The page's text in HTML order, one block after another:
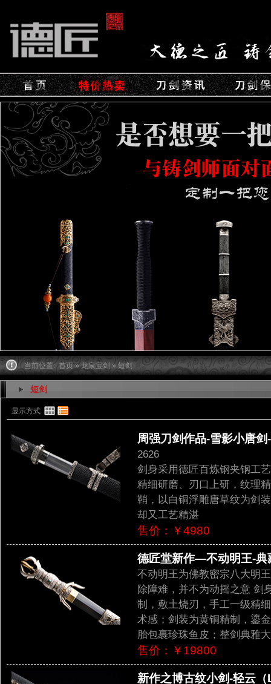
当前位置: 首页»龙泉宝剑 » 短剑
短剑
显示方式
周强刀剑作品-雪影小唐
2626
剑身采用德匠百炼钢夹钢工
精细研磨、刃口上研，纹理
鞘，以白铜浮雕唐草纹为剑
却又工艺精湛
售价：￥4980
德匠堂新作—不动明王-
不动明王为佛教密宗八大明
除障难，并不为动摇之意 剑
制，敷土烧刃，手工一级精
术感；剑装为黄铜精制，鎏
胎包裹珍珠鱼皮；整剑典雅
售价：￥19800
新作之博古纹小剑-轻云